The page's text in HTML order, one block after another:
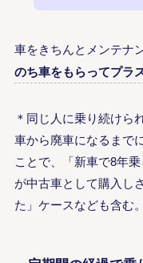
車をきちんとメンテナ
のち車をもらってプラ
＊同じ人に乗り続けら
車から廃車になるまで
ことで、「新車で8年
が中古車として購入し
た」ケースなども含む。